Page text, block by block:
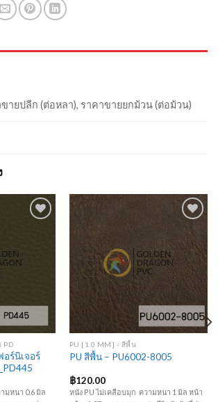
ายปลีก (ต่อหลา), ราคาขายยกม้วน (ต่อม้วน)
Wishlist
PD
อร์นิเจอร์
มหนา 0.6 มิล
Add to
Wishlist
PU [1.0 MM] - สีพื้น
PU สีพื้น – PU6002-8005
฿120.00
หนัง PU ไม่เคลือบมุก ความหนา 1 มิล หน้า